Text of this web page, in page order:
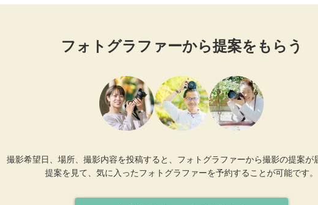
フォトグラファーから提案をもらう
撮影希望日、場所、撮影内容を投稿すると、フォトグラファーから撮影の提案が
提案を見て、気に入ったフォトグラファーを予約することが可能です。